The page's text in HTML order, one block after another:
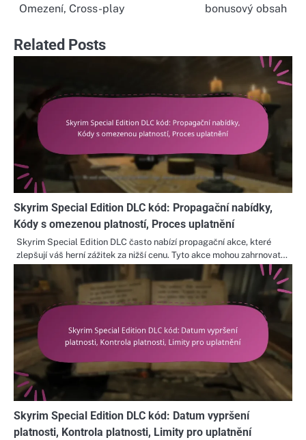
Omezení, Cross-play
bonusový obsah
Related Posts
Skyrim Special Edition DLC kód: Propagační nabídky,
Kódy s omezenou platností, Proces uplatnění
Skyrim Special Edition DLC často nabízí propagační akce, které
zlepšují váš herní zážitek za nižší cenu. Tyto akce mohou zahrnovat…
Skyrim Special Edition DLC kód: Datum vypršení
platnosti, Kontrola platnosti, Limity pro uplatnění